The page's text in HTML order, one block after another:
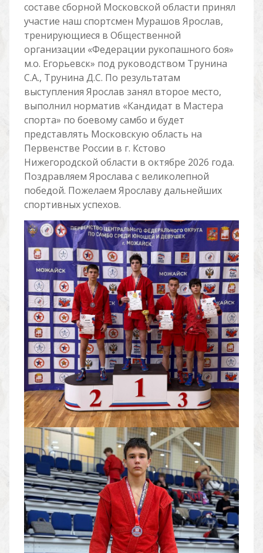
составе сборной Московской области принял
участие наш спортсмен Мурашов Ярослав,
тренирующиеся в Общественной
организации «Федерации рукопашного боя»
м.о. Егорьевск» под руководством Трунина
С.А., Трунина Д.С. По результатам
выступления Ярослав занял второе место,
выполнил норматив «Кандидат в Мастера
спорта» по боевому самбо и будет
представлять Московскую область на
Первенстве России в г. Кстово
Нижегородской области в октябре 2026 года.
Поздравляем Ярослава с великолепной
победой. Пожелаем Ярославу дальнейших
спортивных успехов.